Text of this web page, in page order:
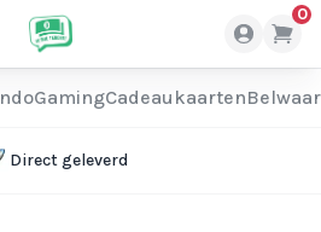
0
GamingCadeaukaarten
Direct geleverd